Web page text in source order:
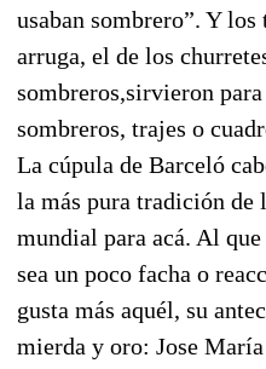
usaban sombrero”. Y los
arruga, el de los
sombreros,sirvieron
sombreros, trajes o
La cúpula de Barceló
la más pura tradición de
mundial para acá. Al
sea un poco facha o
gusta más aquél, su
mierda y oro: Jose